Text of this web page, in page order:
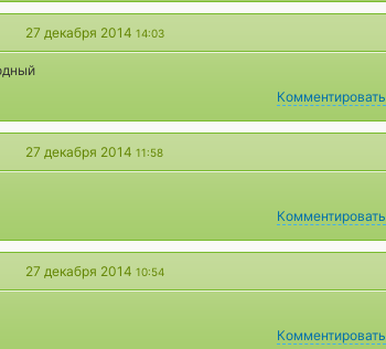
27 декабря 2014 14:03
Комментировать
27 декабря 2014 11:58
Комментировать
27 декабря 2014 10:54
Комментировать